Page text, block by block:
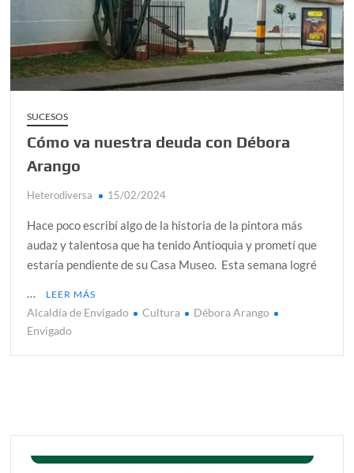
Día de Independencia 2026: de Patria Boba a Colombia
polarizada
Salud mental digital: cómo frenar la ansiedad que
generan las redes sociales
Día del Orgullo LGBTQ+: una fecha que sigue defendiendo
la dignidad humana
SUCESOS
Cómo va nuestra deuda con Débora
Arango
Heterodiversa 15/02/2024
Hace poco escribí algo de la historia de la pintora más
audaz y talentosa que ha tenido Antioquia y prometí que
estaría pendiente de su Casa Museo. Esta semana logré
…
LEER MÁS
Alcaldía de Envigado Cultura
Débora Arango
Envigado